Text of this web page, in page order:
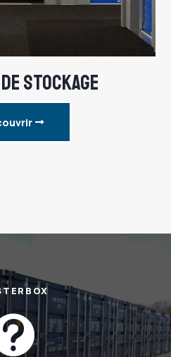
STOCKAGE